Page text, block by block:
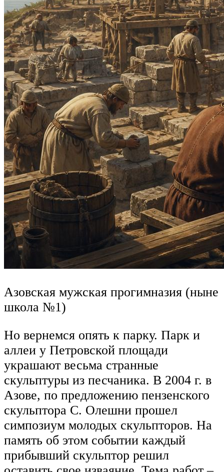
Азовская мужская прогимназия (ныне
школа №1)
Но вернемся опять к парку. Парк и
аллеи у Петровской площади
украшают весьма странные
скульптуры из песчаника. В 2004 г. в
Азове, по предложению пензенского
скульптора С. Олешни прошел
симпозиум молодых скульпторов. На
память об этом событии каждый
прибывший скульптор решил